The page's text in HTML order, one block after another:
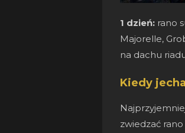
1 dzień: rano
Majorelle,
na dachu
Kiedy
zwiedzać